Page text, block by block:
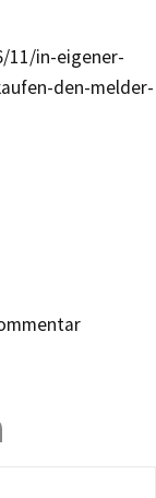
11/in-eigener-
den-melder-